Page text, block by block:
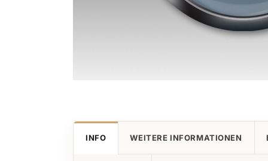
der
Bildgalerie
INFO WEITERE INFORMATIONEN